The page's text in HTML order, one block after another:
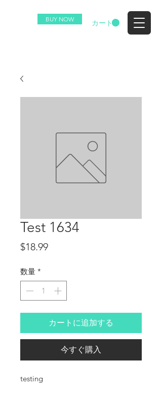
BUY NOW カート
Test 1634
$18.99価格
数量 *
カートに追加する
今すぐ購入
testing